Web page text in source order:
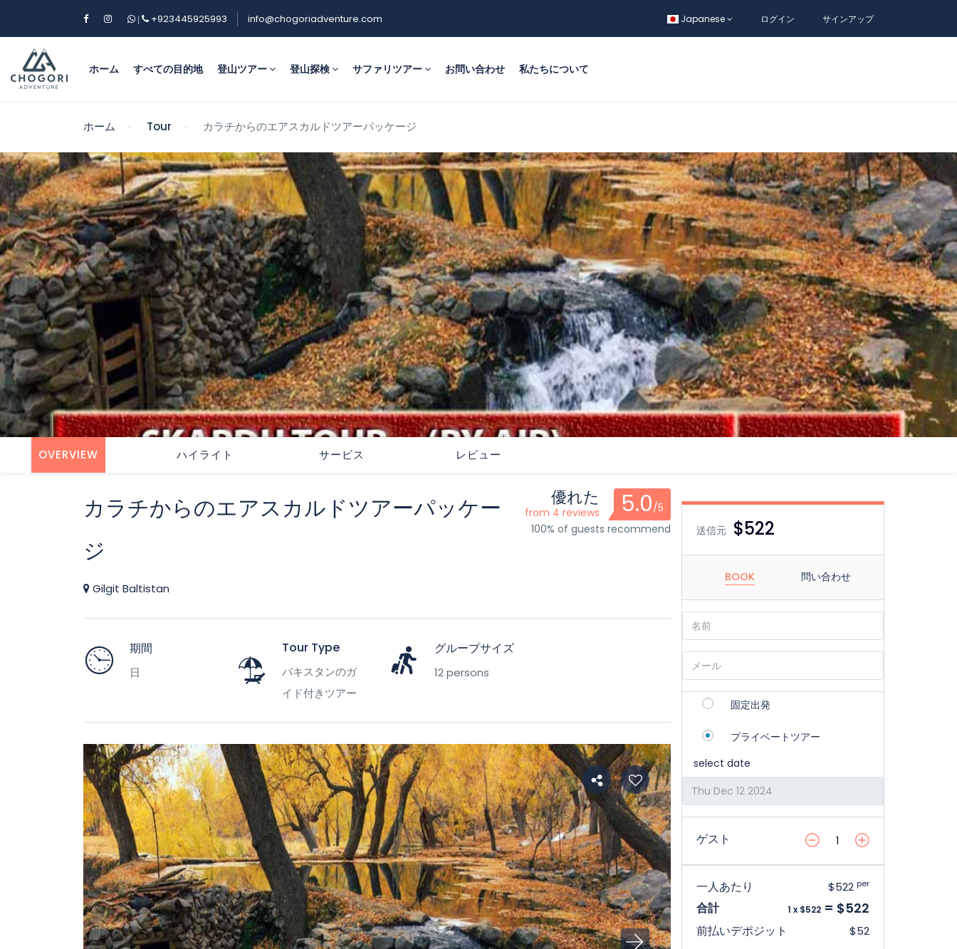
| +923445925993 info@chogoriadventure.com Japanese ログイン サインアップ
ホーム すべての目的地 登山ツアー 登山探検 サファリツアー お問い合わせ 私たちについて
ホーム Tour カラチからのエアスカルドツアーパッケージ
OVERVIEW ハイライト サービス レビュー
カラチからのエアスカルドツアーパッケー
ジ
Gilgit Baltistan
優れた
from 4 reviews 5.0/5
100% of guests recommend
期間
日
Tour Type
パキスタンのガ
イド付きツアー
グループサイズ
12 persons
送信元 $522
BOOK 問い合わせ
固定出発
プライベートツアー
select date
ゲスト
一人あたり $522 per
合計 1 x $522 = $522
前払いデポジット $52